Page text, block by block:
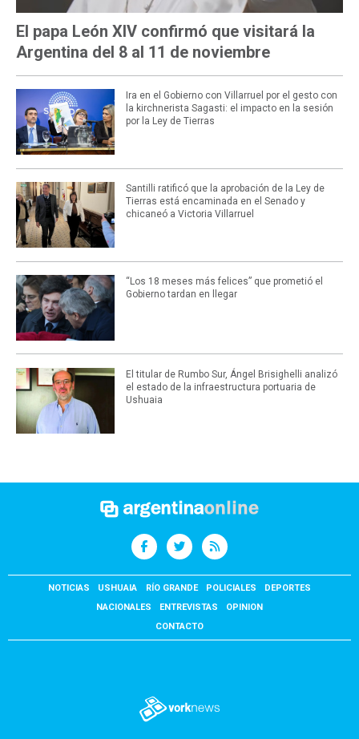
El papa León XIV confirmó que visitará la
Argentina del 8 al 11 de noviembre
Ira en el Gobierno con Villarruel por el gesto con
la kirchnerista Sagasti: el impacto en la sesión
por la Ley de Tierras
Santilli ratificó que la aprobación de la Ley de
Tierras está encaminada en el Senado y
chicaneó a Victoria Villarruel
“Los 18 meses más felices” que prometió el
Gobierno tardan en llegar
El titular de Rumbo Sur, Ángel Brisighelli analizó
el estado de la infraestructura portuaria de
Ushuaia
NOTICIAS USHUAIA RÍO GRANDE POLICIALES
DEPORTES
NACIONALES
ENTREVISTAS
OPINION
CONTACTO